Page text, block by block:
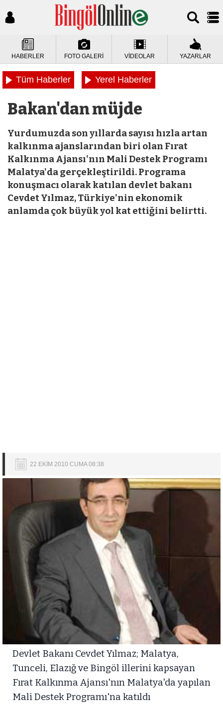
HABERLER FOTO GALERİ VİDEOLAR YAZARLAR
Tüm Haberler Yerel Haberler
Bakan'dan müjde
Yurdumuzda son yıllarda sayısı hızla artan
kalkınma ajanslarından biri olan Fırat
Kalkınma Ajansı'nın Mali Destek Programı
Malatya'da gerçekleştirildi. Programa
konuşmacı olarak katılan devlet bakanı
Cevdet Yılmaz, Türkiye'nin ekonomik
anlamda çok büyük yol kat ettiğini belirtti.
22 EKİM 2010 CUMA 08:38
Devlet Bakanı Cevdet Yılmaz; Malatya,
Tunceli, Elazığ ve Bingöl illerini kapsayan
Fırat Kalkınma Ajansı'nın Malatya'da yapılan
Mali Destek Programı'na katıldı